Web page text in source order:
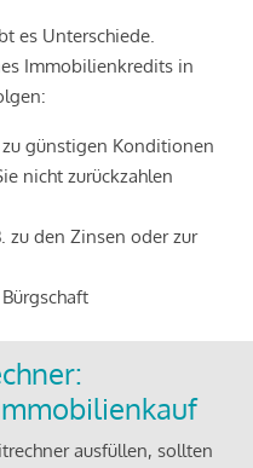
es Unterschiede.
Immobilienkredits in
günstigen Konditionen
nicht zurückzahlen
zu den Zinsen oder zur
Bürgschaft
ausfüllen, sollten